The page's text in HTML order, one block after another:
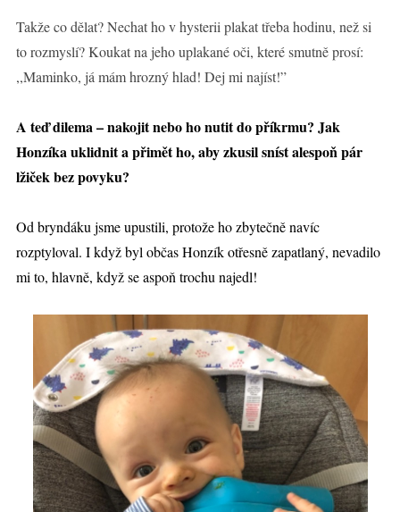
Takže co dělat? Nechat ho v hysterii plakat třeba hodinu, než si
to rozmyslí? Koukat na jeho uplakané oči, které smutně prosí:
,,Maminko, já mám hrozný hlad! Dej mi najíst!”
A teď dilema – nakojit nebo ho nutit do příkrmu? Jak
Honzíka uklidnit a přimět ho, aby zkusil sníst alespoň pár
lžiček bez povyku?
Od bryndáku jsme upustili, protože ho zbytečně navíc
rozptyloval. I když byl občas Honzík otřesně zapatlaný, nevadilo
mi to, hlavně, když se aspoň trochu najedl!